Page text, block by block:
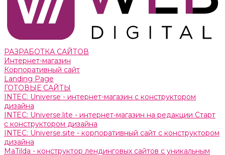
РАЗРАБОТКА САЙТОВ
Интернет-магазин
Корпоративный сайт
Landing Page
ГОТОВЫЕ САЙТЫ
INTEC: Universe - интернет-магазин с конструктором
дизайна
INTEC: Universe.lite - интернет-магазин на редакции Старт
с конструктором дизайна
INTEC: Universe.site - корпоративный сайт с конструктором
дизайна
MaTilda - конструктор лендинговых сайтов с уникальным